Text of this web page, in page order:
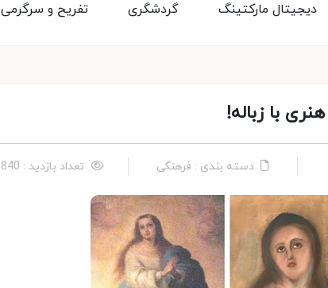
تفریح و سرگرمی گردشگری دیجیتال مارکتینگ
با زباله!
دسته بندی : فرهنگی تعداد بازدید : 840 نفر